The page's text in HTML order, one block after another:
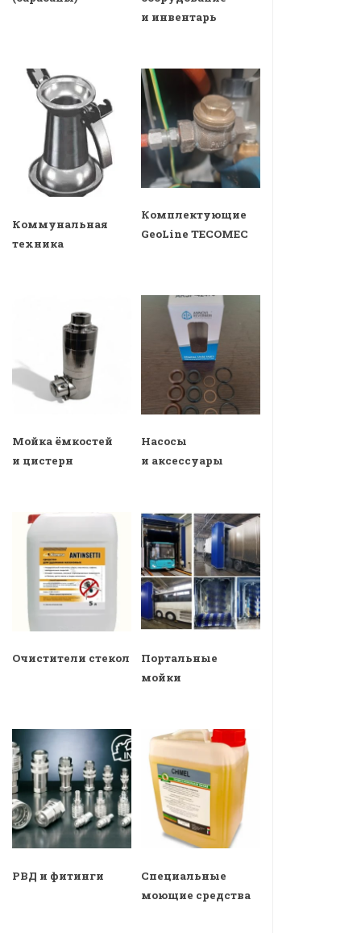
и инвентарь
Коммунальная
техника
Комплектующие
GeoLine TECOMEC
Мойка ёмкостей
и цистерн
Насосы
и аксессуары
Очистители стекол
Портальные
мойки
РВД и фитинги
Специальные
моющие средства